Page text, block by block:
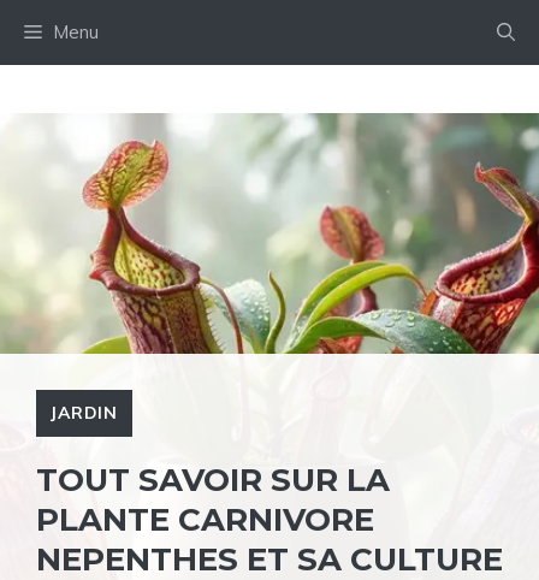
Menu
JARDIN
TOUT SAVOIR SUR LA
PLANTE CARNIVORE
NEPENTHES ET SA CULTURE